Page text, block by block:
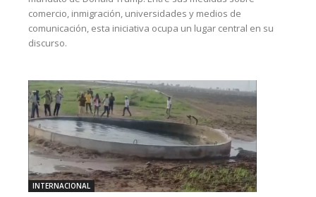
comercio, inmigración, universidades y medios de
comunicación, esta iniciativa ocupa un lugar central en su
discurso.
INTERNACIONAL